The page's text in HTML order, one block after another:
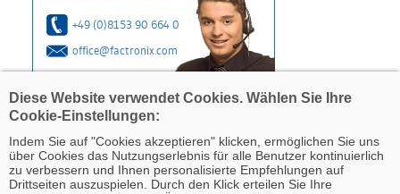
Diese Website verwendet Cookies. Wählen Sie Ihre
Cookie-Einstellungen:
Indem Sie auf "Cookies akzeptieren" klicken, ermöglichen Sie uns
über Cookies das Nutzungserlebnis für alle Benutzer kontinuierlich
zu verbessern und Ihnen personalisierte Empfehlungen auf
Drittseiten auszuspielen. Durch den Klick erteilen Sie Ihre
+49 (0)8153 90 664 0
office@factronix.com